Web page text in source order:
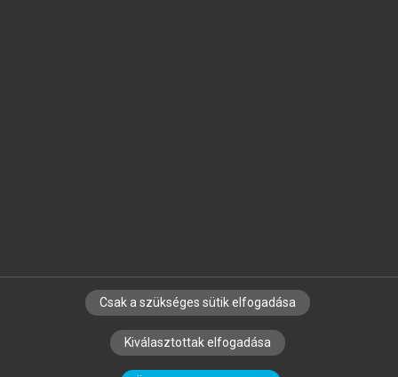
SZERZŐKNEK CÉGEKNEK KÖNYVTÁROSOKNAK
SZERKESZTÉSI ÉS LEKTORÁLÁSI ALAPELVEK
Csak a szükséges sütik elfogadása
Kiválasztottak elfogadása